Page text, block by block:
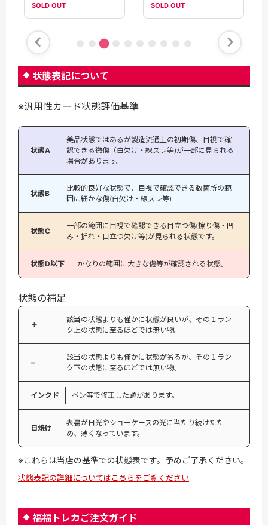
SOLD OUT SOLD OUT
状態表記について
※汎用性カード状態評価基準
状態A
美品状態ではあるが製造流通上の初期傷、目視で確
認できる微傷（白欠け・線スレ等)が一部に見られる
場合があります。
状態B
比較的良好な状態で、目視で確認できる数箇所の範
囲に細かな傷(白欠け・線スレ等)
状態C
一部の範囲に目視で確認できる目立つ傷(擦り傷・凹
み・折れ・目立つ欠け等)が見られる状態です。
状態D以下 かなりの範囲に大きな傷等が確認される状態。
状態の補足
＋
該当の状態よりも僅かに状態が良いが、その１ラン
ク上の状態に至るほどでは無い物。
−
該当の状態よりも僅かに状態が劣るが、その１ラン
ク下の状態に至るほどでは無い物。
インクド ペン等で修正した跡があります。
日焼け
表裏が日光やショーケースの光に当たり続けたた
め、薄くなっています。
※これらは当店の基準での状態表です。予めご了承ください。
状態表記の詳細についてはこちらをご覧ください
福福トレカご注文ガイド